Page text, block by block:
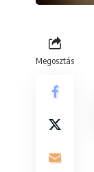
Megosztás